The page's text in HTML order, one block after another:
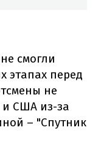
смогли
этапах перед
не
и США из-за
– "Спутник